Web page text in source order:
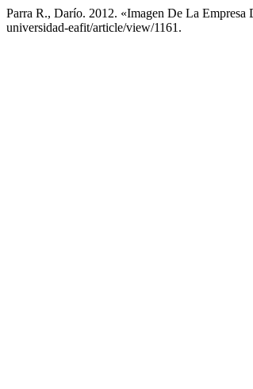
Parra R., Darío. 2012. «Imagen De La Empresa
universidad-eafit/article/view/1161.